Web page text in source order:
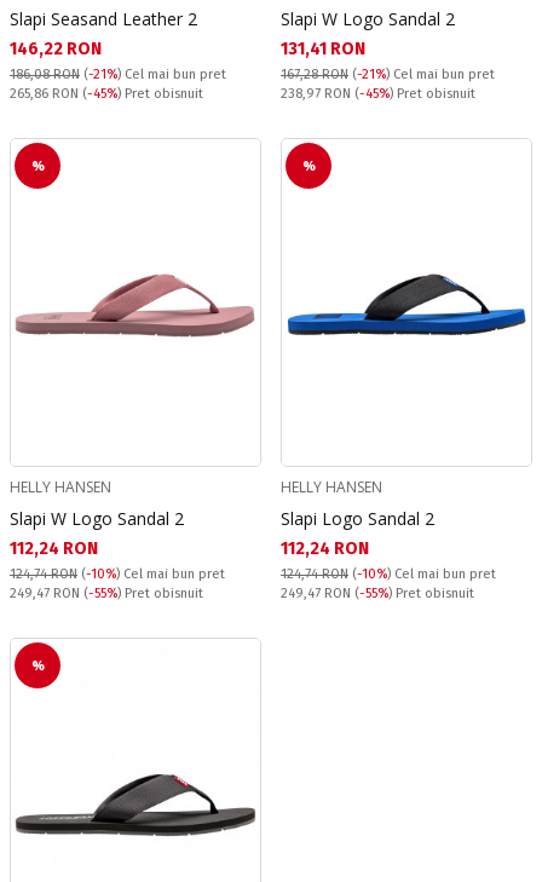
Slapi Seasand Leather 2
Текуща цена:
146,22 RON
186,08 RON (-21%) Cel mai bun pret
Pret obisnuit:
265,86 RON (-45%) Pret obisnuit
Slapi W Logo Sandal 2
Текуща цена:
131,41 RON
167,28 RON (-21%) Cel mai bun pret
Pret obisnuit:
238,97 RON (-45%) Pret obisnuit
%
HELLY HANSEN
Slapi W Logo Sandal 2
Текуща цена:
112,24 RON
124,74 RON (-10%) Cel mai bun pret
Pret obisnuit:
249,47 RON (-55%) Pret obisnuit
%
HELLY HANSEN
Slapi Logo Sandal 2
Текуща цена:
112,24 RON
124,74 RON (-10%) Cel mai bun pret
Pret obisnuit:
249,47 RON (-55%) Pret obisnuit
%